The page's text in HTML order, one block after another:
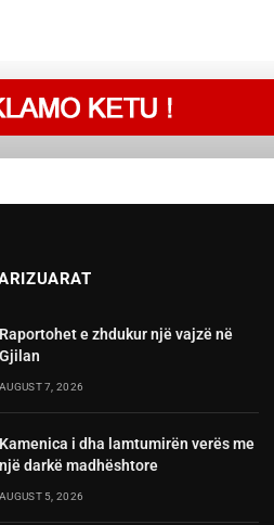
Raportohet e zhdukur një vajzë në
Gjilan
AUGUST 7, 2026
Kamenica i dha lamtumirën verës me
një darkë madhështore
AUGUST 5, 2026